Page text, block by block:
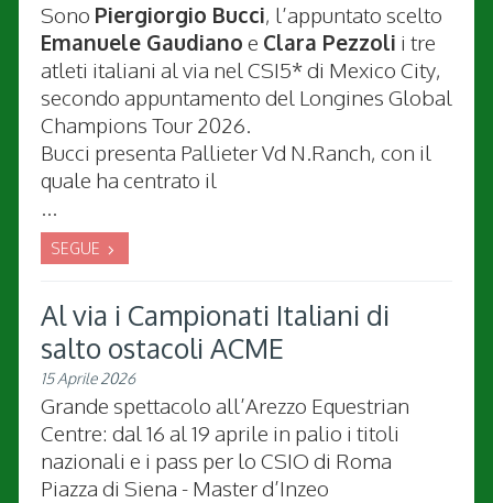
Sono Piergiorgio Bucci, l’appuntato scelto
Emanuele Gaudiano e Clara Pezzoli i tre
atleti italiani al via nel CSI5* di Mexico City,
secondo appuntamento del Longines Global
Champions Tour 2026.
Bucci presenta Pallieter Vd N.Ranch, con il
quale ha centrato il
...
SEGUE
Al via i Campionati Italiani di
salto ostacoli ACME
15 Aprile 2026
Grande spettacolo all’Arezzo Equestrian
Centre: dal 16 al 19 aprile in palio i titoli
nazionali e i pass per lo CSIO di Roma
Piazza di Siena - Master d’Inzeo